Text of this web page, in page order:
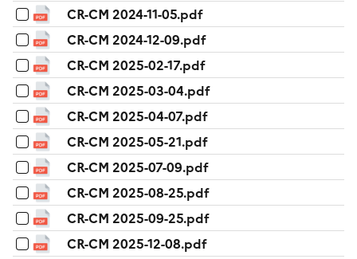
CR-CM 2024-11-05.pdf
CR-CM 2024-12-09.pdf
CR-CM 2025-02-17.pdf
CR-CM 2025-03-04.pdf
CR-CM 2025-04-07.pdf
CR-CM 2025-05-21.pdf
CR-CM 2025-07-09.pdf
CR-CM 2025-08-25.pdf
CR-CM 2025-09-25.pdf
CR-CM 2025-12-08.pdf